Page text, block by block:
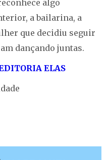
algo
a bailarina, a
que decidiu seguir
dançando juntas.
ELAS